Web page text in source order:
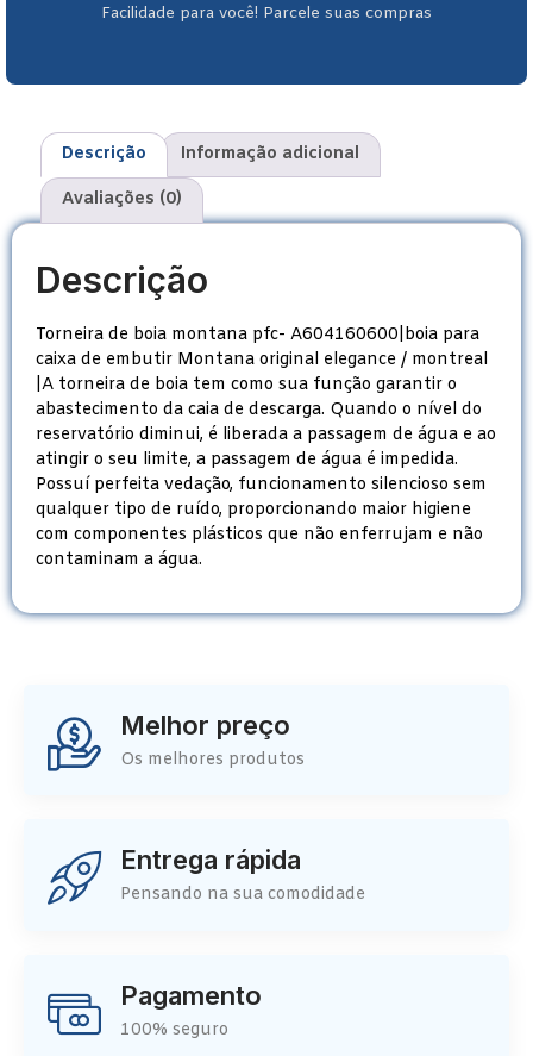
Facilidade para você! Parcele suas compras
Descrição Informação adicional
Avaliações (0)
Descrição
Torneira de boia montana pfc- A604160600|boia para
caixa de embutir Montana original elegance / montreal
|A torneira de boia tem como sua função garantir o
abastecimento da caia de descarga. Quando o nível do
reservatório diminui, é liberada a passagem de água e ao
atingir o seu limite, a passagem de água é impedida.
Possuí perfeita vedação, funcionamento silencioso sem
qualquer tipo de ruído, proporcionando maior higiene
com componentes plásticos que não enferrujam e não
contaminam a água.
Melhor preço
Os melhores produtos
Entrega rápida
Pensando na sua comodidade
Pagamento
100% seguro